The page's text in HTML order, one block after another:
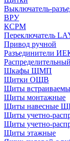
Выключатель-
ВРУ
КСРМ
Переключатель
Привод ручной
Разъединители
Шкафы ЩМП
Щитки ОЩВ
Щиты
Щиты монтажные
Щиты навесные
Щиты учетно-
Щиты учетно-
Щиты этажные